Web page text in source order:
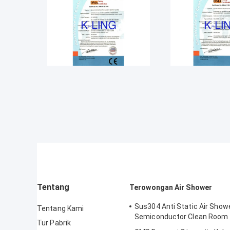
Tentang
Tentang Kami
Tur Pabrik
Terowongan Air Shower
Sus304 Anti Static Air
Semiconductor Clean